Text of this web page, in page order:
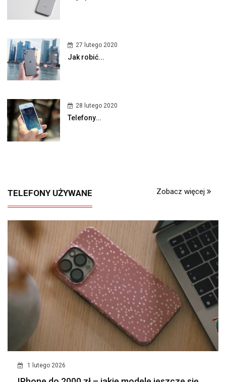
27 lutego 2020
Jak robić...
28 lutego 2020
Telefony...
TELEFONY UŻYWANE Zobacz więcej
1 lutego 2026